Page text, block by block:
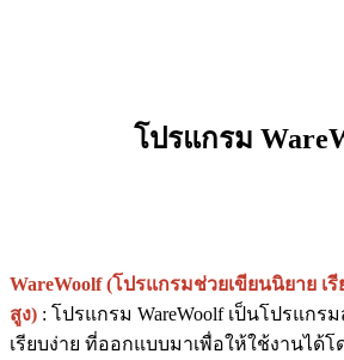
โปรแกรม
WareWoolf (โปรแกรมช่วยเขียนนิยาย เ
สูง) : โปรแกรม WareWoolf เป็นโปรแกร
เรียบง่าย ที่ออกแบบมาเพื่อให้ใช้งานได้โ